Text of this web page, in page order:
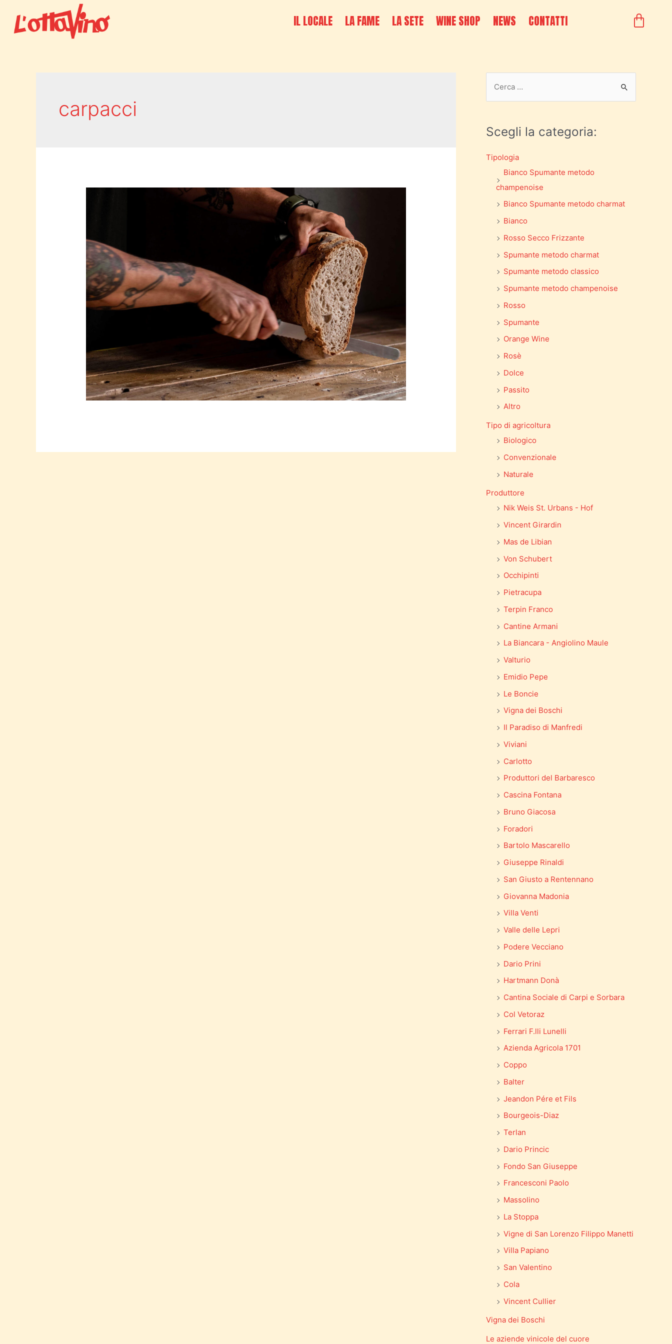
IL LOCALE LA FAME LA SETE WINE SHOP NEWS CONTATTI
carpacci
Scegli la categoria:
Tipologia
Bianco Spumante metodo
champenoise
Bianco Spumante metodo charmat
Bianco
Rosso Secco Frizzante
Spumante metodo charmat
Spumante metodo classico
Spumante metodo champenoise
Rosso
Spumante
Orange Wine
Rosè
Dolce
Passito
Altro
Tipo di agricoltura
Biologico
Convenzionale
Naturale
Produttore
Nik Weis St. Urbans - Hof
Vincent Girardin
Mas de Libian
Von Schubert
Occhipinti
Pietracupa
Terpin Franco
Cantine Armani
La Biancara - Angiolino Maule
Valturio
Emidio Pepe
Le Boncie
Vigna dei Boschi
Il Paradiso di Manfredi
Viviani
Carlotto
Produttori del Barbaresco
Cascina Fontana
Bruno Giacosa
Foradori
Bartolo Mascarello
Giuseppe Rinaldi
San Giusto a Rentennano
Giovanna Madonia
Villa Venti
Valle delle Lepri
Podere Vecciano
Dario Prini
Hartmann Donà
Cantina Sociale di Carpi e Sorbara
Col Vetoraz
Ferrari F.lli Lunelli
Azienda Agricola 1701
Coppo
Balter
Jeandon Pére et Fils
Bourgeois-Diaz
Terlan
Dario Princic
Fondo San Giuseppe
Francesconi Paolo
Massolino
La Stoppa
Vigne di San Lorenzo Filippo Manetti
Villa Papiano
San Valentino
Cola
Vincent Cullier
Vigna dei Boschi
Le aziende vinicole del cuore